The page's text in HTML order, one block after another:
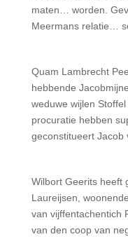
maten… worden.
Meermans relatie…
Quam Lambrecht
hebbende
weduwe wijlen
procuratie hebben
geconstitueert
Wilbort Geerits heeft
Laureijsen,
van vijffentachentich
van den coop van